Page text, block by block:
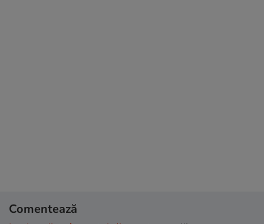
Comentează